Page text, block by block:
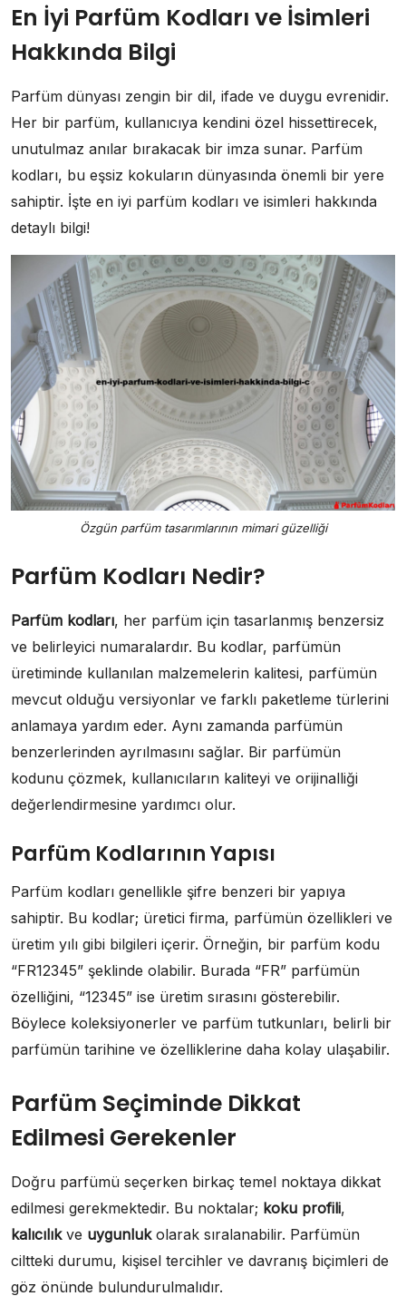
En İyi Parfüm Kodları ve İsimleri
Hakkında Bilgi
Parfüm dünyası zengin bir dil, ifade ve duygu evrenidir.
Her bir parfüm, kullanıcıya kendini özel hissettirecek,
unutulmaz anılar bırakacak bir imza sunar. Parfüm
kodları, bu eşsiz kokuların dünyasında önemli bir yere
sahiptir. İşte en iyi parfüm kodları ve isimleri hakkında
detaylı bilgi!
Özgün parfüm tasarımlarının mimari güzelliği
Parfüm Kodları Nedir?
Parfüm kodları, her parfüm için tasarlanmış benzersiz
ve belirleyici numaralardır. Bu kodlar, parfümün
üretiminde kullanılan malzemelerin kalitesi, parfümün
mevcut olduğu versiyonlar ve farklı paketleme türlerini
anlamaya yardım eder. Aynı zamanda parfümün
benzerlerinden ayrılmasını sağlar. Bir parfümün
kodunu çözmek, kullanıcıların kaliteyi ve orijinalliği
değerlendirmesine yardımcı olur.
Parfüm Kodlarının Yapısı
Parfüm kodları genellikle şifre benzeri bir yapıya
sahiptir. Bu kodlar; üretici firma, parfümün özellikleri ve
üretim yılı gibi bilgileri içerir. Örneğin, bir parfüm kodu
“FR12345” şeklinde olabilir. Burada “FR” parfümün
özelliğini, “12345” ise üretim sırasını gösterebilir.
Böylece koleksiyonerler ve parfüm tutkunları, belirli bir
parfümün tarihine ve özelliklerine daha kolay ulaşabilir.
Parfüm Seçiminde Dikkat
Edilmesi Gerekenler
Doğru parfümü seçerken birkaç temel noktaya dikkat
edilmesi gerekmektedir. Bu noktalar; koku profili,
kalıcılıkve uygunlukolarak sıralanabilir. Parfümün
ciltteki durumu, kişisel tercihler ve davranış biçimleri de
göz önünde bulundurulmalıdır.